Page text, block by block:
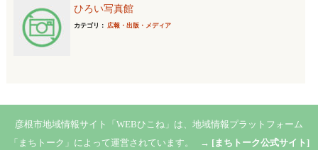
ひろい写真館
カテゴリ： 広報・出版・メディア
彦根市地域情報サイト「WEBひこね」は、地域情報プラットフォーム
「まちトーク」によって運営されています。 → [まちトーク公式サイト]